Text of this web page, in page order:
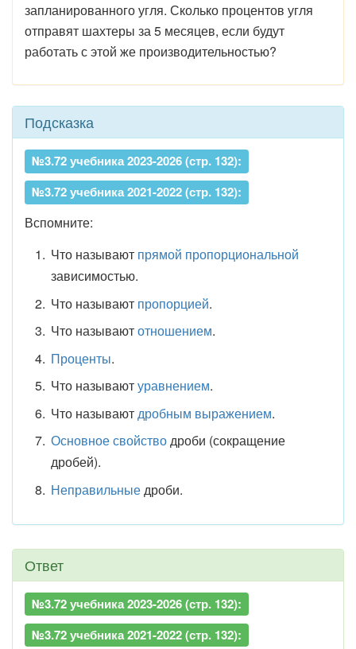
запланированного угля. Сколько процентов угля
отправят шахтеры за 5 месяцев, если будут
работать с этой же производительностью?
Подсказка
№3.72 учебника 2023-2026 (стр. 132):
№3.72 учебника 2021-2022 (стр. 132):
Вспомните:
Что называют прямой пропорциональной
зависимостью.
Что называют пропорцией.
Что называютотношением.
Проценты.
Что называютуравнением.
Что называют дробным выражением.
Основное свойстводроби (сокращение
дробей).
Неправильныедроби.
Ответ
№3.72 учебника 2023-2026 (стр. 132):
№3.72 учебника 2021-2022 (стр. 132):